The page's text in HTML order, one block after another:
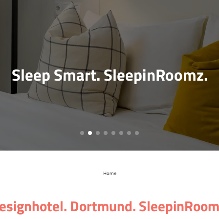
Sleep Smart. SleepinRoomz.
Home
Dortmund.